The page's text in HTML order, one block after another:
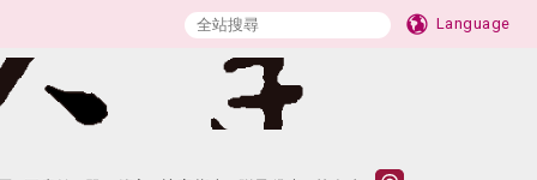
Language